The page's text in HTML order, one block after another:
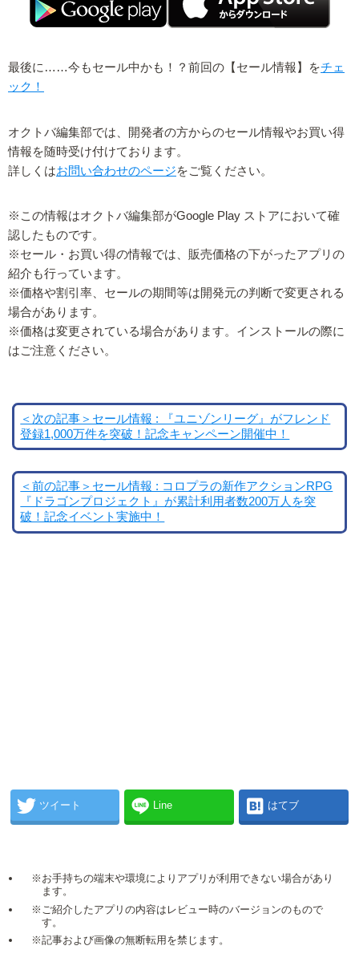
最後に……今もセール中かも！？前回の【セール情報】をチェ
ック！
オクトバ編集部では、開発者の方からのセール情報やお買い得
情報を随時受け付けております。
詳しくはお問い合わせのページをご覧ください。
※この情報はオクトバ編集部がGoogle Play ストアにおいて確
認したものです。
※セール・お買い得の情報では、販売価格の下がったアプリの
紹介も行っています。
※価格や割引率、セールの期間等は開発元の判断で変更される
場合があります。
※価格は変更されている場合があります。インストールの際に
はご注意ください。
＜次の記事＞セール情報 : 『ユニゾンリーグ』がフレンド
登録1,000万件を突破！記念キャンペーン開催中！
＜前の記事＞セール情報 : コロプラの新作アクションRPG
『ドラゴンプロジェクト』が累計利用者数200万人を突
破！記念イベント実施中！
ツイート Line はてブ
※お手持ちの端末や環境によりアプリが利用できない場合があり
ます。
※ご紹介したアプリの内容はレビュー時のバージョンのもので
す。
※記事および画像の無断転用を禁じます。